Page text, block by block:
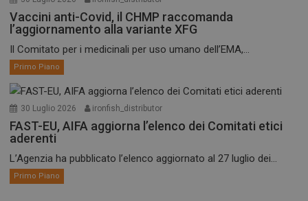
Vaccini anti-Covid, il CHMP raccomanda
l’aggiornamento alla variante XFG
Il Comitato per i medicinali per uso umano dell’EMA,...
Primo Piano
30 Luglio 2026 ironfish_distributor
FAST-EU, AIFA aggiorna l’elenco dei Comitati etici
aderenti
L’Agenzia ha pubblicato l’elenco aggiornato al 27 luglio dei...
Primo Piano